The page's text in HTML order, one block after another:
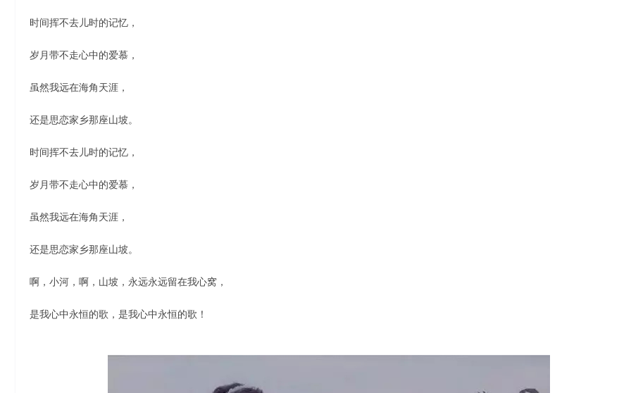
时间挥不去儿时的记忆，
岁月带不走心中的爱慕，
虽然我远在海角天涯，
还是思恋家乡那座山坡。
时间挥不去儿时的记忆，
岁月带不走心中的爱慕，
虽然我远在海角天涯，
还是思恋家乡那座山坡。
啊，小河，啊，山坡，永远永远留在我心窝，
是我心中永恒的歌，是我心中永恒的歌！